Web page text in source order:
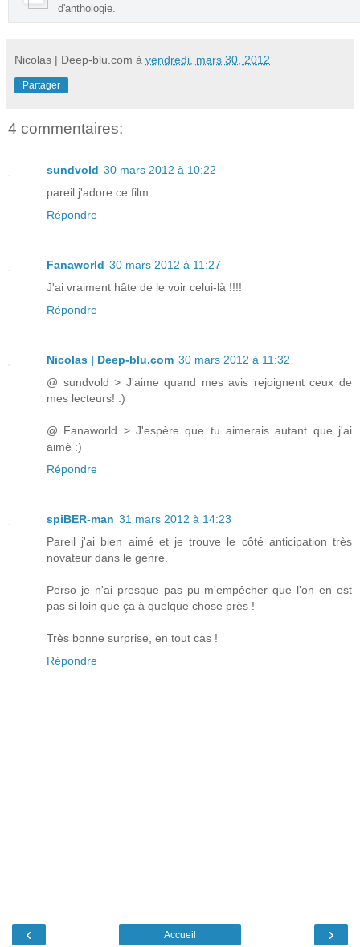
d'anthologie.
Nicolas | Deep-blu.com à vendredi, mars 30, 2012
Partager
4 commentaires:
sundvold 30 mars 2012 à 10:22
pareil j'adore ce film
Répondre
Fanaworld 30 mars 2012 à 11:27
J'ai vraiment hâte de le voir celui-là !!!!
Répondre
Nicolas | Deep-blu.com 30 mars 2012 à 11:32
@ sundvold > J'aime quand mes avis rejoignent ceux de
mes lecteurs! :)
@ Fanaworld > J'espère que tu aimerais autant que j'ai
aimé :)
Répondre
spiBER-man 31 mars 2012 à 14:23
Pareil j'ai bien aimé et je trouve le côté anticipation très
novateur dans le genre.
Perso je n'ai presque pas pu m'empêcher que l'on en est
pas si loin que ça à quelque chose près !
Très bonne surprise, en tout cas !
Répondre
‹ ›
Accueil